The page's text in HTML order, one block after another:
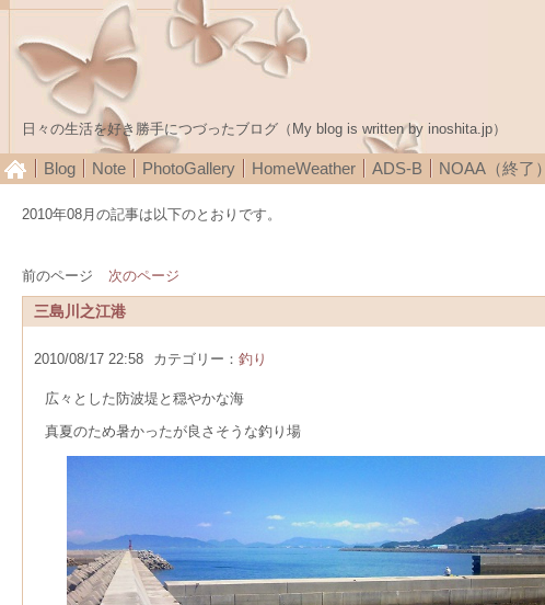
日々の生活を好き勝手につづったブログ（My blog is written by inoshita.jp）
Blog Note PhotoGallery HomeWeather ADS-B NOAA（終了）
2010年08月の記事は以下のとおりです。
前のページ
次のページ
三島川之江港
2010/08/17 22:58 カテゴリー： 釣り
広々とした防波堤と穏やかな海
真夏のため暑かったが良さそうな釣り場